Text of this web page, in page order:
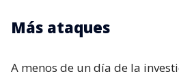
Más ataques
A menos de un día de la